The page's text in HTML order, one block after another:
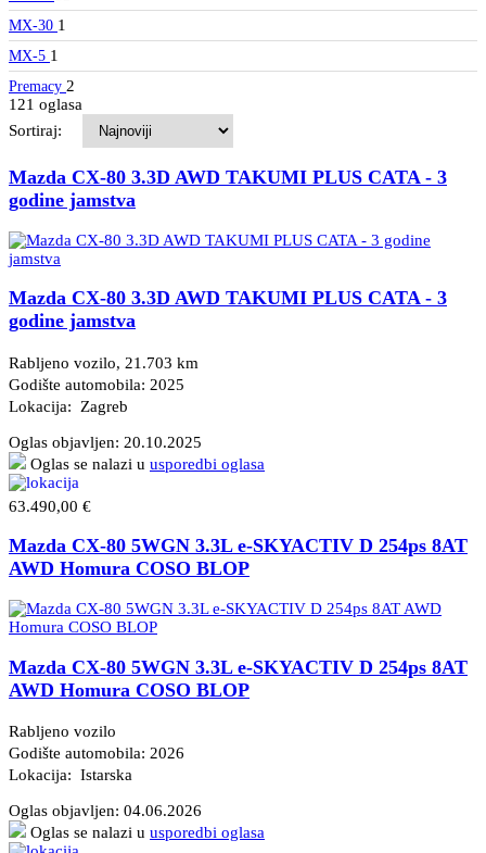
MX-30 1
MX-5 1
Premacy 2
121 oglasa
Sortiraj:
Mazda CX-80 3.3D AWD TAKUMI PLUS CATA - 3
godine jamstva
Mazda CX-80 3.3D AWD TAKUMI PLUS CATA - 3
godine jamstva
Rabljeno vozilo, 21.703 km
Godište automobila: 2025
Lokacija: Zagreb
Oglas objavljen: 20.10.2025
Oglas se nalazi u usporedbi oglasa
63.490,00 €
Mazda CX-80 5WGN 3.3L e-SKYACTIV D 254ps 8AT
AWD Homura COSO BLOP
Mazda CX-80 5WGN 3.3L e-SKYACTIV D 254ps 8AT
AWD Homura COSO BLOP
Rabljeno vozilo
Godište automobila: 2026
Lokacija: Istarska
Oglas objavljen: 04.06.2026
Oglas se nalazi u usporedbi oglasa